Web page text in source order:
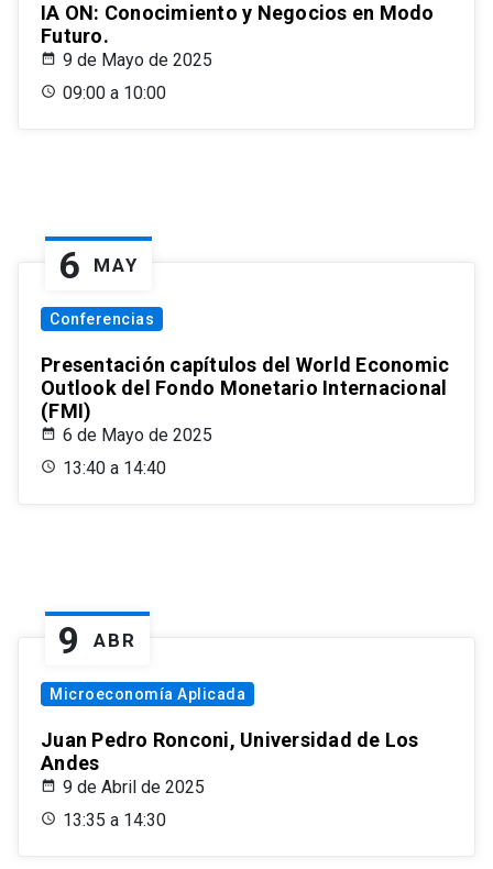
IA ON: Conocimiento y Negocios en Modo
Futuro.
9 de Mayo de 2025
09:00 a 10:00
6 MAY
Conferencias
Presentación capítulos del World Economic
Outlook del Fondo Monetario Internacional
(FMI)
6 de Mayo de 2025
13:40 a 14:40
9 ABR
Microeconomía Aplicada
Juan Pedro Ronconi, Universidad de Los
Andes
9 de Abril de 2025
13:35 a 14:30